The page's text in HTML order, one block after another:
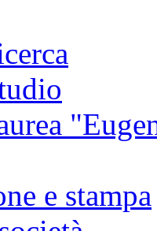
e stampa